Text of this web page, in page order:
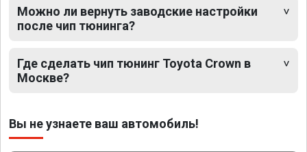
Можно ли вернуть заводские настройки
после чип тюнинга?
Где сделать чип тюнинг Toyota Crown в
Москве?
Вы не узнаете ваш автомобиль!